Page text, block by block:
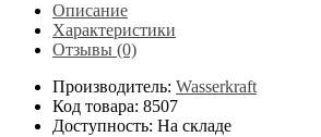
Описание
Характеристики
Отзывы (0)
Производитель: Wasserkraft
Код товара: 8507
Доступность: На складе